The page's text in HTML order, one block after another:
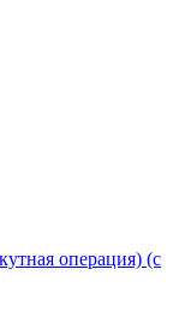
операция) (с